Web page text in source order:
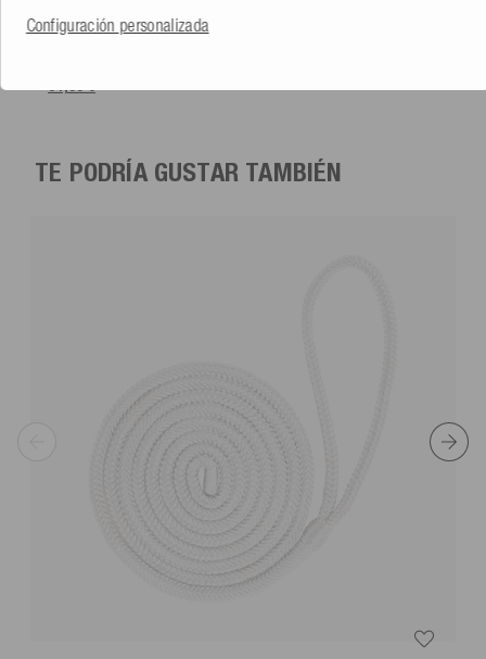
5.0 (1 Reseña)
64,99 €
TE PODRÍA GUSTAR TAMBIÉN
Configuración personalizada